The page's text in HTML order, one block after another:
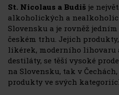
St. Nicolaus a Budiš je
alkoholických a
Slovensku a je rovněž
českém trhu. Jejich
likérek, moderního lihovaru
destiláty, se těší vysoké
na Slovensku, tak v
produkty ve svých